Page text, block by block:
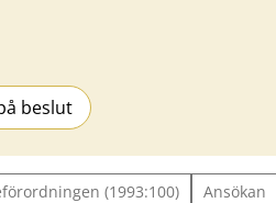
beslut
(1993:100) Ansökan